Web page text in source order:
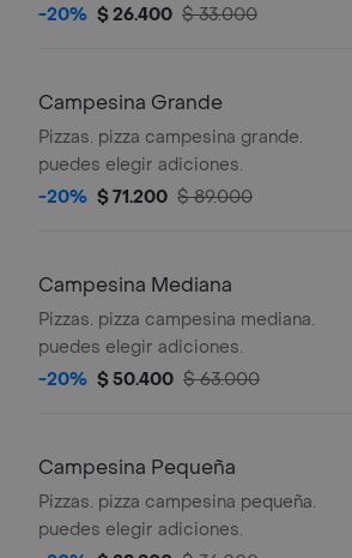
-20% $ 26.400 $ 33.000
Campesina Grande
Pizzas. pizza campesina grande.
puedes elegir adiciones.
-20% $ 71.200 $ 89.000
Campesina Mediana
Pizzas. pizza campesina mediana.
puedes elegir adiciones.
-20% $ 50.400 $ 63.000
Campesina Pequeña
Pizzas. pizza campesina pequeña.
puedes elegir adiciones.